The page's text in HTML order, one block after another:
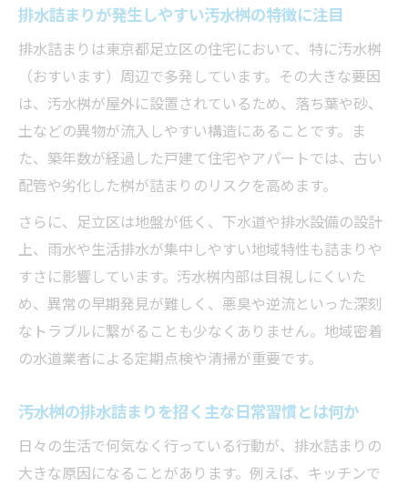
分析
排水詰まりを自分で解消したいときの手順
自宅で実践できる排水詰まり応急処置の流
れ
排水詰まり解消に役立つ道具と使い方のコ
ツ
点
排水詰まりを解消する市販クリーナーの選
択基準
排水詰まり解決のための安全な作業手順を
解説
排水詰まりを防ぐ汚水桝の定期的な掃除方
法
排水詰まり予防に効果的な清掃タイミング
排水詰まりが発生しやすい汚水桝の特徴に注目
排水詰まりは東京都足立区の住宅において、特に汚水桝
（おすいます）周辺で多発しています。その大きな要因
は、汚水桝が屋外に設置されているため、落ち葉や砂、
土などの異物が流入しやすい構造にあることです。ま
た、築年数が経過した戸建て住宅やアパートでは、古い
配管や劣化した桝が詰まりのリスクを高めます。
さらに、足立区は地盤が低く、下水道や排水設備の設計
上、雨水や生活排水が集中しやすい地域特性も詰まりや
すさに影響しています。汚水桝内部は目視しにくいた
め、異常の早期発見が難しく、悪臭や逆流といった深刻
なトラブルに繋がることも少なくありません。地域密着
の水道業者による定期点検や清掃が重要です。
汚水桝の排水詰まりを招く主な日常習慣とは何か
日々の生活で何気なく行っている行動が、排水詰まりの
大きな原因になることがあります。例えば、キッチンで